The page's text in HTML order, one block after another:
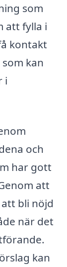
som
att fylla i
kontakt
kan
i
och
har gott
att
bli nöjd
när det
kan